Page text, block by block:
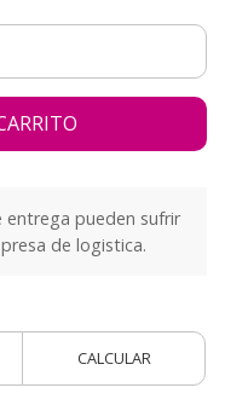
pueden sufrir
de logistica.
CALCULAR